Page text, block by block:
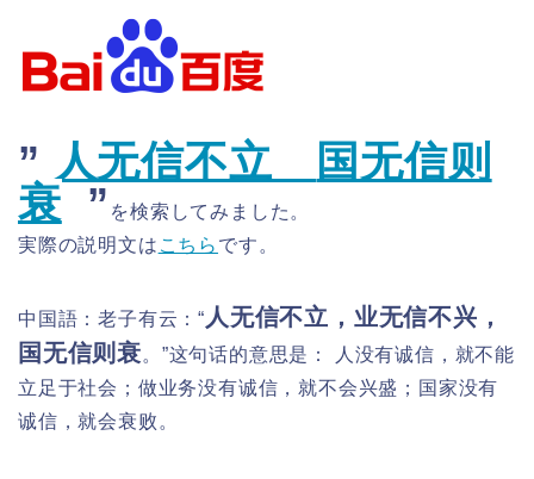
” 人无信不立
国无信则
衰 ” を検索してみました。
実際の説明文は こちら です。
中国語：老子有云：“ 人无信不立，业无信不兴，
国无信则衰。”这句话的意思是： 人没有诚信，就不能
立足于社会；做业务没有诚信，就不会兴盛；国家没有
诚信，就会衰败。